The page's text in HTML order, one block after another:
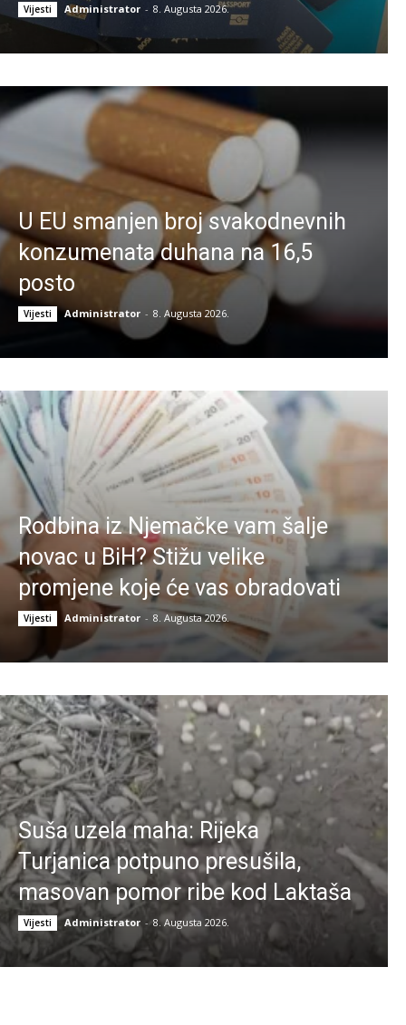
Vijesti Administrator - 8. Augusta 2026.
U EU smanjen broj svakodnevnih
konzumenata duhana na 16,5
posto
Vijesti Administrator - 8. Augusta 2026.
Rodbina iz Njemačke vam šalje
novac u BiH? Stižu velike
promjene koje će vas obradovati
Vijesti Administrator - 8. Augusta 2026.
Suša uzela maha: Rijeka
Turjanica potpuno presušila,
masovan pomor ribe kod Laktaša
Vijesti Administrator - 8. Augusta 2026.